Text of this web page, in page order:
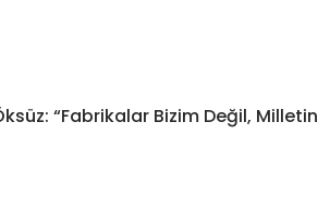
“Fabrikalar Bizim Değil, Milletin